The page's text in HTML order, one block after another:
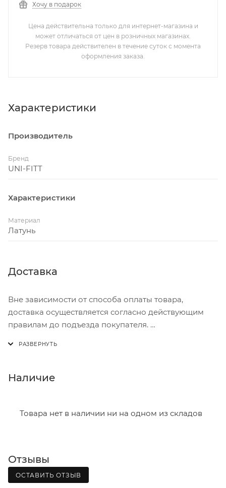
Хочу в подарок
Цена действительна только для интернет-магазина и
может отличаться от цен в розничных магазинах.
Резерв товара действителен в течение суток с момента
оформления заказа.
Характеристики
Производитель
Бренд
UNI-FITT
Характеристики
Материал
Латунь
Доставка
Вне зависимости от способа оплаты товара,
доставка осуществляется согласно действующим
правилам до подъезда покупателя.
В субботу с 8:00 до 15:00
- зоны доставки;
Границы доставки в черте города на выезд
(перекрестки улиц):
Наличие
Товара нет в наличии ни на одном из складов
Отзывы
ОСТАВИТЬ ОТЗЫВ